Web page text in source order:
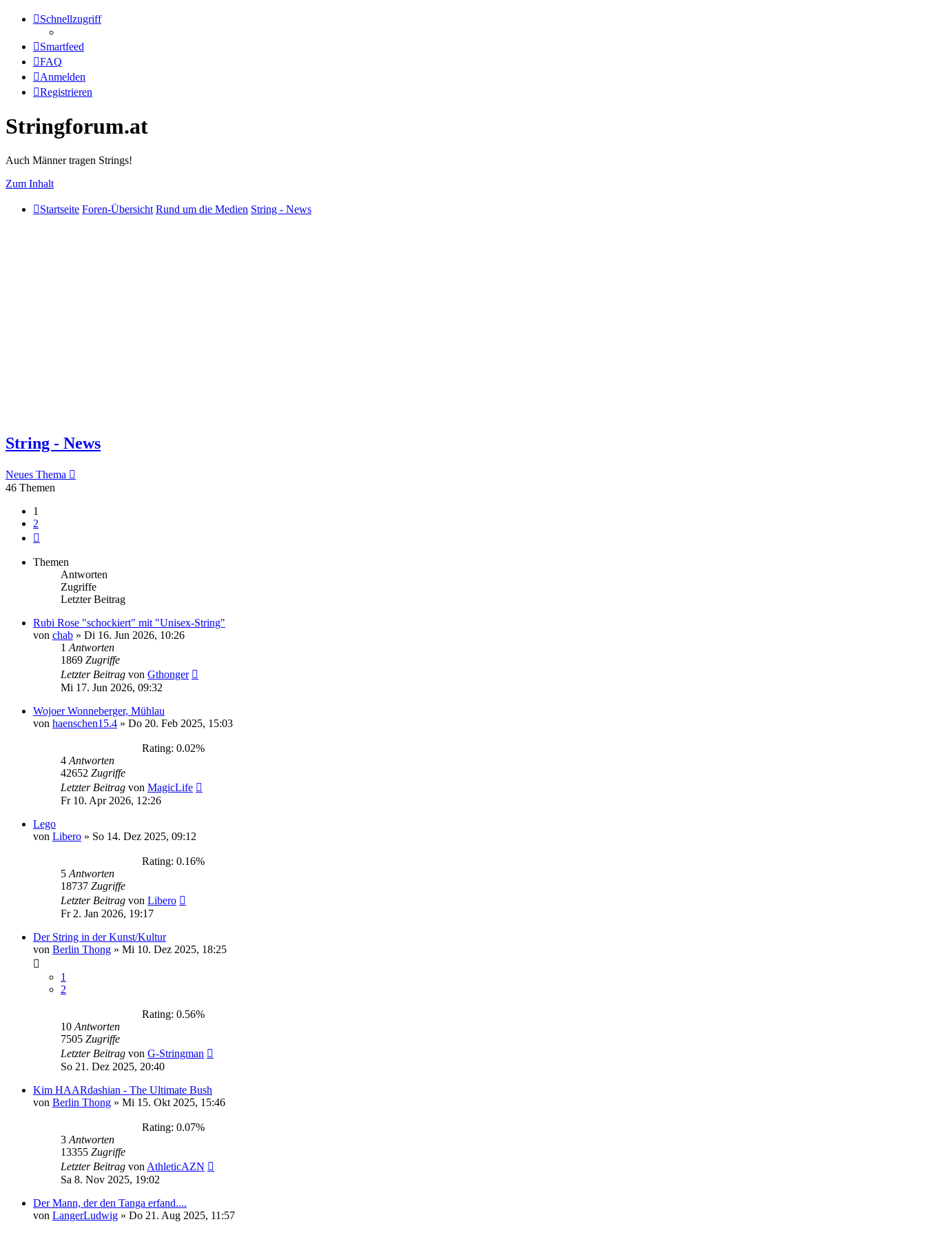
Schnellzugriff
Smartfeed
FAQ
Anmelden
Registrieren
Stringforum.at
Auch Männer tragen Strings!
Zum Inhalt
Startseite Foren-Übersicht Rund um die Medien String - News
String - News
Neues Thema
46 Themen
1
2
Themen
Antworten
Zugriffe
Letzter Beitrag
Rubi Rose "schockiert" mit "Unisex-String"
von chab » Di 16. Jun 2026, 10:26
1 Antworten
1869 Zugriffe
Letzter Beitrag von Gthonger
Mi 17. Jun 2026, 09:32
Wojoer Wonneberger, Mühlau
von haenschen15.4 » Do 20. Feb 2025, 15:03
Rating: 0.02%
4 Antworten
42652 Zugriffe
Letzter Beitrag von MagicLife
Fr 10. Apr 2026, 12:26
Lego
von Libero » So 14. Dez 2025, 09:12
Rating: 0.16%
5 Antworten
18737 Zugriffe
Letzter Beitrag von Libero
Fr 2. Jan 2026, 19:17
Der String in der Kunst/Kultur
von Berlin Thong » Mi 10. Dez 2025, 18:25
1
2
Rating: 0.56%
10 Antworten
7505 Zugriffe
Letzter Beitrag von G-Stringman
So 21. Dez 2025, 20:40
Kim HAARdashian - The Ultimate Bush
von Berlin Thong » Mi 15. Okt 2025, 15:46
Rating: 0.07%
3 Antworten
13355 Zugriffe
Letzter Beitrag von AthleticAZN
Sa 8. Nov 2025, 19:02
Der Mann, der den Tanga erfand....
von LangerLudwig » Do 21. Aug 2025, 11:57